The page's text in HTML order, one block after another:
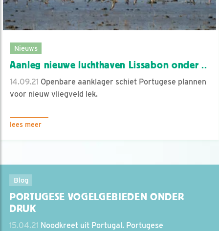
Nieuws
Aanleg nieuwe luchthaven Lissabon onder ..
14.09.21 Openbare aanklager schiet Portugese plannen
voor nieuw vliegveld lek.
lees meer
Blog
PORTUGESE VOGELGEBIEDEN ONDER
DRUK
15.04.21 Noodkreet uit Portugal. Portugese